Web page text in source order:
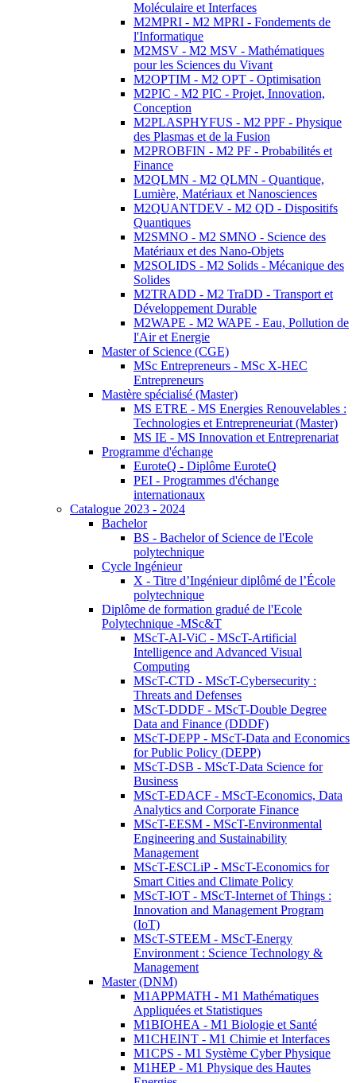
Moléculaire et Interfaces
M2MPRI - M2 MPRI - Fondements de
l'Informatique
M2MSV - M2 MSV - Mathématiques
pour les Sciences du Vivant
M2OPTIM - M2 OPT - Optimisation
M2PIC - M2 PIC - Projet, Innovation,
Conception
M2PLASPHYFUS - M2 PPF - Physique
des Plasmas et de la Fusion
M2PROBFIN - M2 PF - Probabilités et
Finance
M2QLMN - M2 QLMN - Quantique,
Lumière, Matériaux et Nanosciences
M2QUANTDEV - M2 QD - Dispositifs
Quantiques
M2SMNO - M2 SMNO - Science des
Matériaux et des Nano-Objets
M2SOLIDS - M2 Solids - Mécanique des
Solides
M2TRADD - M2 TraDD - Transport et
Développement Durable
M2WAPE - M2 WAPE - Eau, Pollution de
l'Air et Energie
Master of Science (CGE)
MSc Entrepreneurs - MSc X-HEC
Entrepreneurs
Mastère spécialisé (Master)
MS ETRE - MS Energies Renouvelables :
Technologies et Entrepreneuriat (Master)
MS IE - MS Innovation et Entreprenariat
Programme d'échange
EuroteQ - Diplôme EuroteQ
PEI - Programmes d'échange
internationaux
Catalogue 2023 - 2024
Bachelor
BS - Bachelor of Science de l'Ecole
polytechnique
Cycle Ingénieur
X - Titre d’Ingénieur diplômé de l’École
polytechnique
Diplôme de formation gradué de l'Ecole
Polytechnique -MSc&T
MScT-AI-ViC - MScT-Artificial
Intelligence and Advanced Visual
Computing
MScT-CTD - MScT-Cybersecurity :
Threats and Defenses
MScT-DDDF - MScT-Double Degree
Data and Finance (DDDF)
MScT-DEPP - MScT-Data and Economics
for Public Policy (DEPP)
MScT-DSB - MScT-Data Science for
Business
MScT-EDACF - MScT-Economics, Data
Analytics and Corporate Finance
MScT-EESM - MScT-Environmental
Engineering and Sustainability
Management
MScT-ESCLiP - MScT-Economics for
Smart Cities and Climate Policy
MScT-IOT - MScT-Internet of Things :
Innovation and Management Program
(IoT)
MScT-STEEM - MScT-Energy
Environment : Science Technology &
Management
Master (DNM)
M1APPMATH - M1 Mathématiques
Appliquées et Statistiques
M1BIOHEA - M1 Biologie et Santé
M1CHEINT - M1 Chimie et Interfaces
M1CPS - M1 Système Cyber Physique
M1HEP - M1 Physique des Hautes